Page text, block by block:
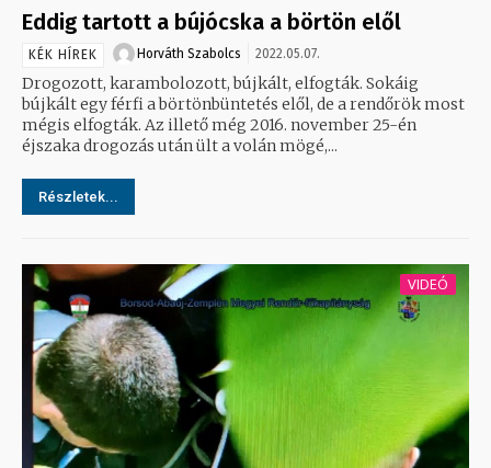
Eddig tartott a bújócska a börtön elől
KÉK HÍREK Horváth Szabolcs 2022.05.07.
Drogozott, karambolozott, bújkált, elfogták. Sokáig
bújkált egy férfi a börtönbüntetés elől, de a rendőrök most
mégis elfogták. Az illető még 2016. november 25-én
éjszaka drogozás után ült a volán mögé,...
Részletek...
VIDEÓ